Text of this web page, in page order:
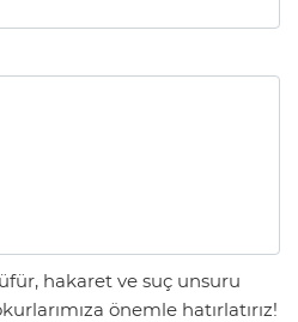
hakaret ve suç unsuru
önemle hatırlatırız!